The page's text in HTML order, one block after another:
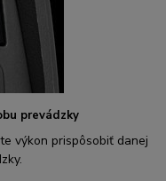
prevádzky
výkon prispôsobiť danej